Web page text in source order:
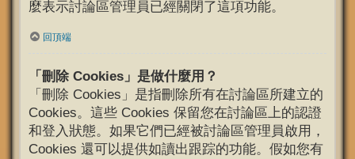
麼表示討論區管理員已經關閉了這項功能。
回頂端
「刪除 Cookies」是做什麼用？
「刪除 Cookies」是指刪除所有在討論區所建立的
Cookies。這些 Cookies 保留您在討論區上的認證
和登入狀態。如果它們已經被討論區管理員啟用，
Cookies 還可以提供如讀出跟踪的功能。假如您有